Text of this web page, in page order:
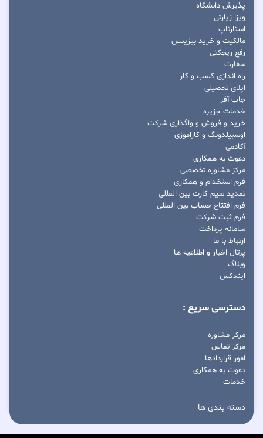
پذیرش دانشگاه
ویزا زیارتی
استارتاپ
مالکیت و خرید بیزینس
رفع ریجکتی
سفارت
راه اندازی کسب و کار
اپلای تحصیلی
جاب آفر
خدمات جزیره
خرید و فروش و واگذاری شرکت
اوسبیلدونگ و کاراموزی
آکادمی
دعوت به همکاری
مرکز مشاوره تخصصی
فرم استخدام و همکاری
تمدید سیم کارت بین المللی
فرم افتتاح حساب بین المللی
فرم ثبت شرکت
سامانه پرداخت
ارتباط با ما
پرتال اخبار و اطلاعیه ها
وبلاگ
ایندکس
دسترسی سریع :
مرکز مشاوره
مرکز تماس
امور قراردادها
دعوت به همکاری
خدمات
دسته بندی ها